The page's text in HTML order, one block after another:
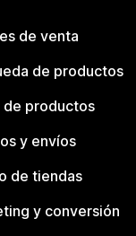
de venta
de productos
de productos
y envíos
de tiendas
y conversión